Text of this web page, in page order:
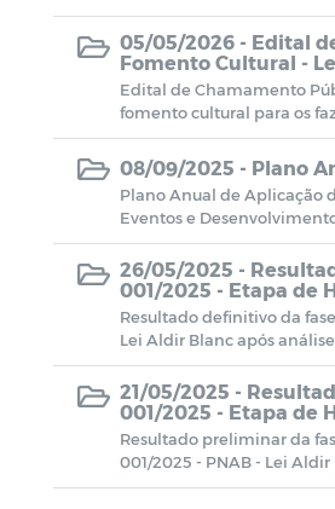
05/05/2026 - Edital
Fomento Cultural -
Edital de Chamamento
fomento cultural para os
08/09/2025 - Plano
Plano Anual de Aplicação
Eventos e
26/05/2025 -
001/2025 - Etapa de
Resultado definitivo da
Lei Aldir Blanc após análise
21/05/2025 -
001/2025 - Etapa de
Resultado preliminar da
001/2025 - PNAB - Lei Aldir